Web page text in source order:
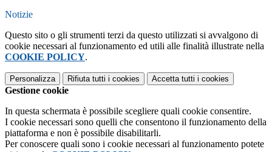
Notizie
Questo sito o gli strumenti terzi da questo utilizzati si avvalgono di
cookie necessari al funzionamento ed utili alle finalità illustrate nella
COOKIE POLICY.
Personalizza Rifiuta tutti i cookies Accetta tutti i cookies
Gestione cookie
In questa schermata è possibile scegliere quali cookie consentire.
I cookie necessari sono quelli che consentono il funzionamento della
piattaforma e non è possibile disabilitarli.
Per conoscere quali sono i cookie necessari al funzionamento potete